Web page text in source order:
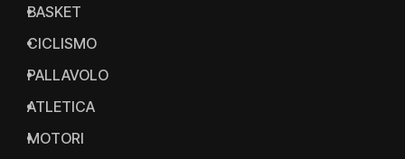
BASKET
CICLISMO
PALLAVOLO
ATLETICA
MOTORI